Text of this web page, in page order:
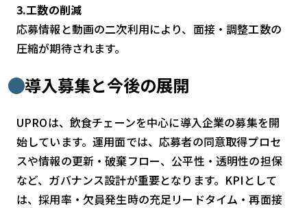
3.工数の削減
応募情報と動画の二次利用により、面接・調整工数の
圧縮が期待されます。
導入募集と今後の展開
UPROは、飲食チェーンを中心に導入企業の募集を開
始しています。運用面では、応募者の同意取得プロセ
スや情報の更新・破棄フロー、公平性・透明性の担保
など、ガバナンス設計が重要となります。KPIとして
は、採用率・欠員発生時の充足リードタイム・再面接